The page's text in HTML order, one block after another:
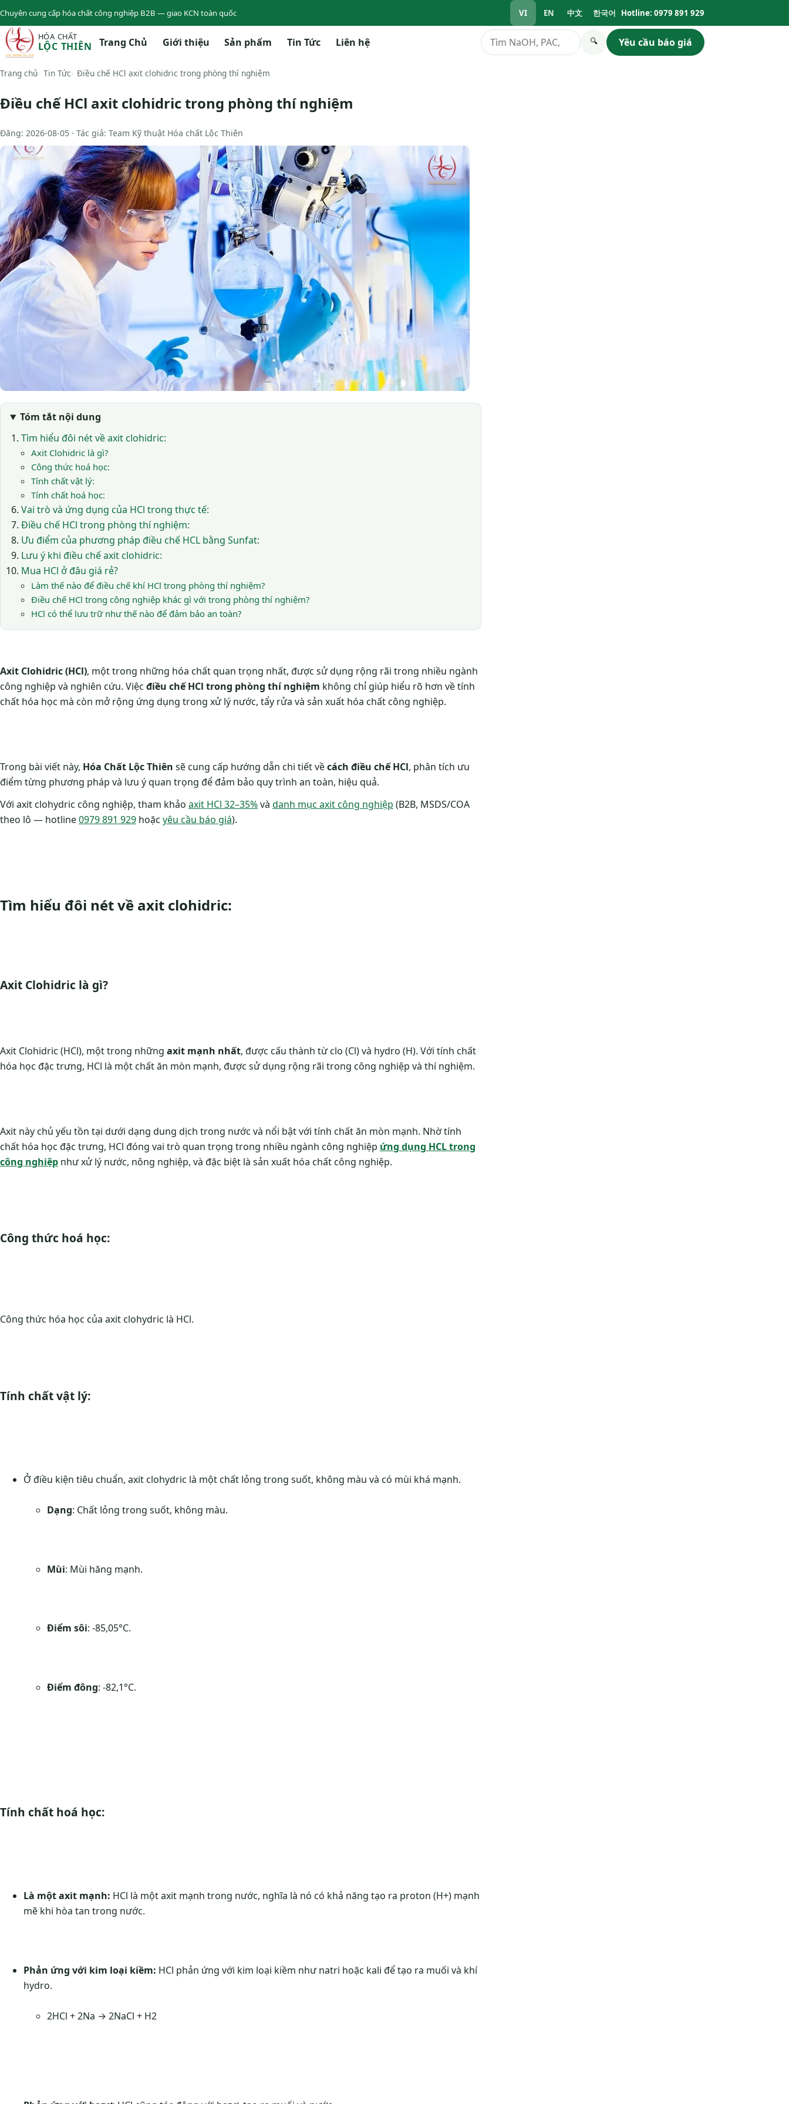
Chuyên cung cấp hóa chất công nghiệp B2B — giao KCN toàn quốc VI EN 中文 한국어 Hotline: 0979 891 929
HÓA CHẤT
LỘC THIÊN Trang Chủ Giới thiệu Sản phẩm Tin Tức Liên hệ Tìm kiếm 🔍 Yêu cầu báo giá
Trang chủ Tin Tức Điều chế HCl axit clohidric trong phòng thí nghiệm
Điều chế HCl axit clohidric trong phòng thí nghiệm
Đăng: 2026-08-05 · Tác giả: Team Kỹ thuật Hóa chất Lộc Thiên
Tóm tắt nội dung
Tìm hiểu đôi nét về axit clohidric:
Axit Clohidric là gì?
Công thức hoá học:
Tính chất vật lý:
Tính chất hoá học:
Vai trò và ứng dụng của HCl trong thực tế:
Điều chế HCl trong phòng thí nghiệm:
Ưu điểm của phương pháp điều chế HCL bằng Sunfat:
Lưu ý khi điều chế axit clohidric:
Mua HCl ở đâu giá rẻ?
Làm thế nào để điều chế khí HCl trong phòng thí nghiệm?
Điều chế HCl trong công nghiệp khác gì với trong phòng thí nghiệm?
HCl có thể lưu trữ như thế nào để đảm bảo an toàn?
Axit Clohidric (HCl), một trong những hóa chất quan trọng nhất, được sử dụng rộng rãi trong nhiều ngành
công nghiệp và nghiên cứu. Việc điều chế HCl trong phòng thí nghiệm không chỉ giúp hiểu rõ hơn về tính
chất hóa học mà còn mở rộng ứng dụng trong xử lý nước, tẩy rửa và sản xuất hóa chất công nghiệp.
Trong bài viết này, Hóa Chất Lộc Thiên sẽ cung cấp hướng dẫn chi tiết vềcách điều chế HCl, phân tích ưu
điểm từng phương pháp và lưu ý quan trọng để đảm bảo quy trình an toàn, hiệu quả.
Với axit clohydric công nghiệp, tham khảo axit HCl 32–35%và danh mục axit công nghiệp (B2B, MSDS/COA
theo lô — hotline0979 891 929 hoặc yêu cầu báo giá).
Tìm hiểu đôi nét về axit clohidric:
Axit Clohidric là gì?
Axit Clohidric (HCl), một trong những axit mạnh nhất, được cấu thành từ clo (Cl) và hydro (H). Với tính chất
hóa học đặc trưng, HCl là một chất ăn mòn mạnh, được sử dụng rộng rãi trong công nghiệp và thí nghiệm.
Axit này chủ yếu tồn tại dưới dạng dung dịch trong nước và nổi bật với tính chất ăn mòn mạnh. Nhờ tính
chất hóa học đặc trưng, HCl đóng vai trò quan trọng trong nhiều ngành công nghiệp ứng dụng HCL trong
công nghiệp như xử lý nước, nông nghiệp, và đặc biệt là sản xuất hóa chất công nghiệp.
Công thức hoá học:
Công thức hóa học của axit clohydric là HCl.
Tính chất vật lý:
Ở điều kiện tiêu chuẩn, axit clohydric là một chất lỏng trong suốt, không màu và có mùi khá mạnh.
Dạng: Chất lỏng trong suốt, không màu.
Mùi: Mùi hăng mạnh.
Điểm sôi: -85,05°C.
Điểm đông: -82,1°C.
Tính chất hoá học:
Là một axit mạnh: HCl là một axit mạnh trong nước, nghĩa là nó có khả năng tạo ra proton (H+) mạnh
mẽ khi hòa tan trong nước.
Phản ứng với kim loại kiềm: HCl phản ứng với kim loại kiềm như natri hoặc kali để tạo ra muối và khí
hydro.
2HCl + 2Na → 2NaCl + H2